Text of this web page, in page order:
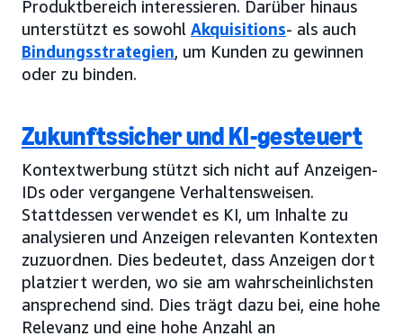
Produktbereich interessieren. Darüber hinaus
unterstützt es sowohl Akquisitions- als auch
Bindungsstrategien, um Kunden zu gewinnen
oder zu binden.
Zukunftssicher und KI-gesteuert
Kontextwerbung stützt sich nicht auf Anzeigen-
IDs oder vergangene Verhaltensweisen.
Stattdessen verwendet es KI, um Inhalte zu
analysieren und Anzeigen relevanten Kontexten
zuzuordnen. Dies bedeutet, dass Anzeigen dort
platziert werden, wo sie am wahrscheinlichsten
ansprechend sind. Dies trägt dazu bei, eine hohe
Relevanz und eine hohe Anzahl an